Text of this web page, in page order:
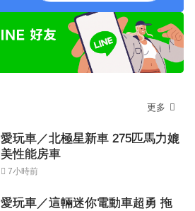
更多
愛玩車／北極星新車 275匹馬力媲
美性能房車
7小時前
愛玩車／這輛迷你電動車超勇 拖